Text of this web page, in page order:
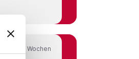
4 Wochen